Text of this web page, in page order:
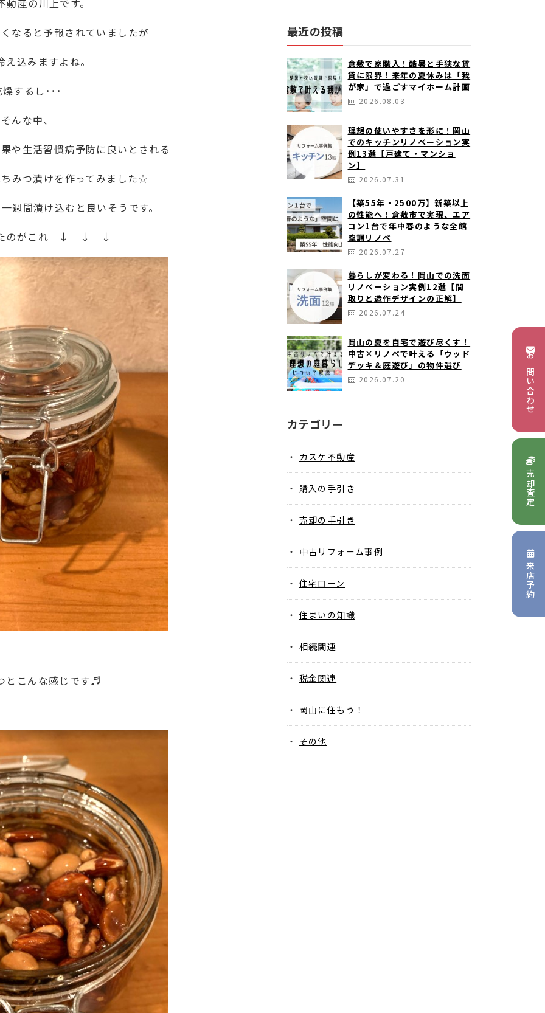
動産の川上です。
なると予報されていましたが
え込みますよね。
するし･･･
そんな中、
や生活習慣病予防に良いとされる
みつ漬けを作ってみました☆
週間漬け込むと良いそうです。
たのがこれ ↓ ↓ ↓
とこんな感じです♬
最近の投稿
倉敷で家購入！酷暑と手狭な賃
貸に限界！来年の夏休みは「我
が家」で過ごすマイホーム計画
2026.08.03
理想の使いやすさを形に！岡山
でのキッチンリノベーション実
例13選【戸建て・マンショ
ン】
2026.07.31
【築55年・2500万】新築以上
の性能へ！倉敷市で実現、エア
コン1台で年中春のような全館
空調リノベ
2026.07.27
暮らしが変わる！岡山での洗面
リノベーション実例12選【間
取りと造作デザインの正解】
2026.07.24
岡山の夏を自宅で遊び尽くす！
中古×リノベで叶える「ウッド
デッキ＆庭遊び」の物件選び
2026.07.20
カテゴリー
カスケ不動産
購入の手引き
売却の手引き
中古リフォーム事例
住宅ローン
住まいの知識
相続関連
税金関連
岡山に住もう！
その他
お問い合わせ
売却査定
来店予約